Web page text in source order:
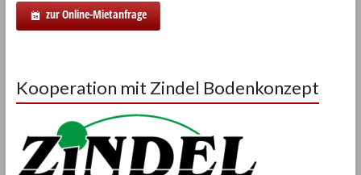
zur Online-Mietanfrage
Kooperation mit Zindel Bodenkonzept